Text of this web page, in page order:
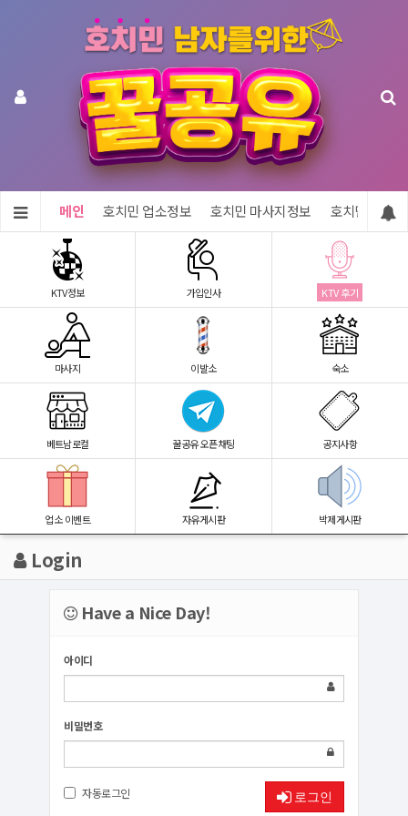
메인 호치민 업소정보 호치민 마사지정보 호치민 숙소
KTV정보 가입인사 KTV 후기
마사지 이발소 숙소
베트남로컬 꿀공유 오픈채팅 공지사항
업소 이벤트 자유게시판 박제게시판
Login
Have a Nice Day!
아이디
비밀번호
자동로그인 로그인